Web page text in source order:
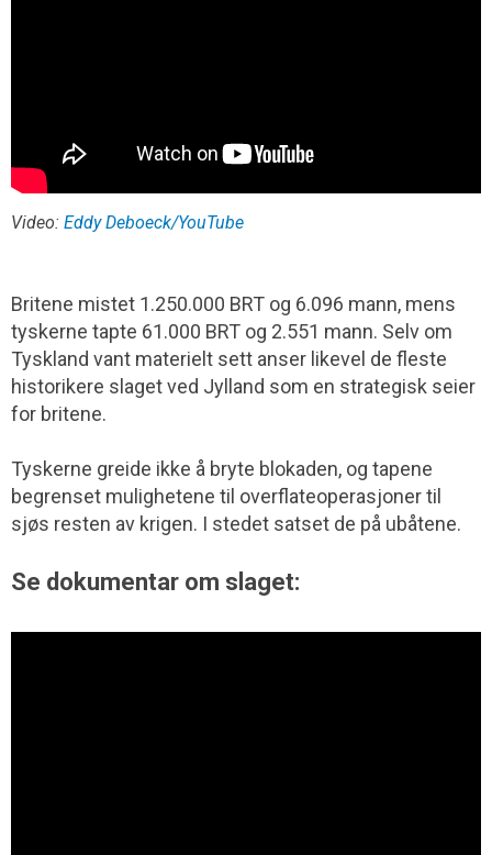
Video: Eddy Deboeck/YouTube
Britene mistet 1.250.000 BRT og 6.096 mann, mens
tyskerne tapte 61.000 BRT og 2.551 mann. Selv om
Tyskland vant materielt sett anser likevel de fleste
historikere slaget ved Jylland som en strategisk seier
for britene.
Tyskerne greide ikke å bryte blokaden, og tapene
begrenset mulighetene til overflateoperasjoner til
sjøs resten av krigen. I stedet satset de på ubåtene.
Se dokumentar om slaget: